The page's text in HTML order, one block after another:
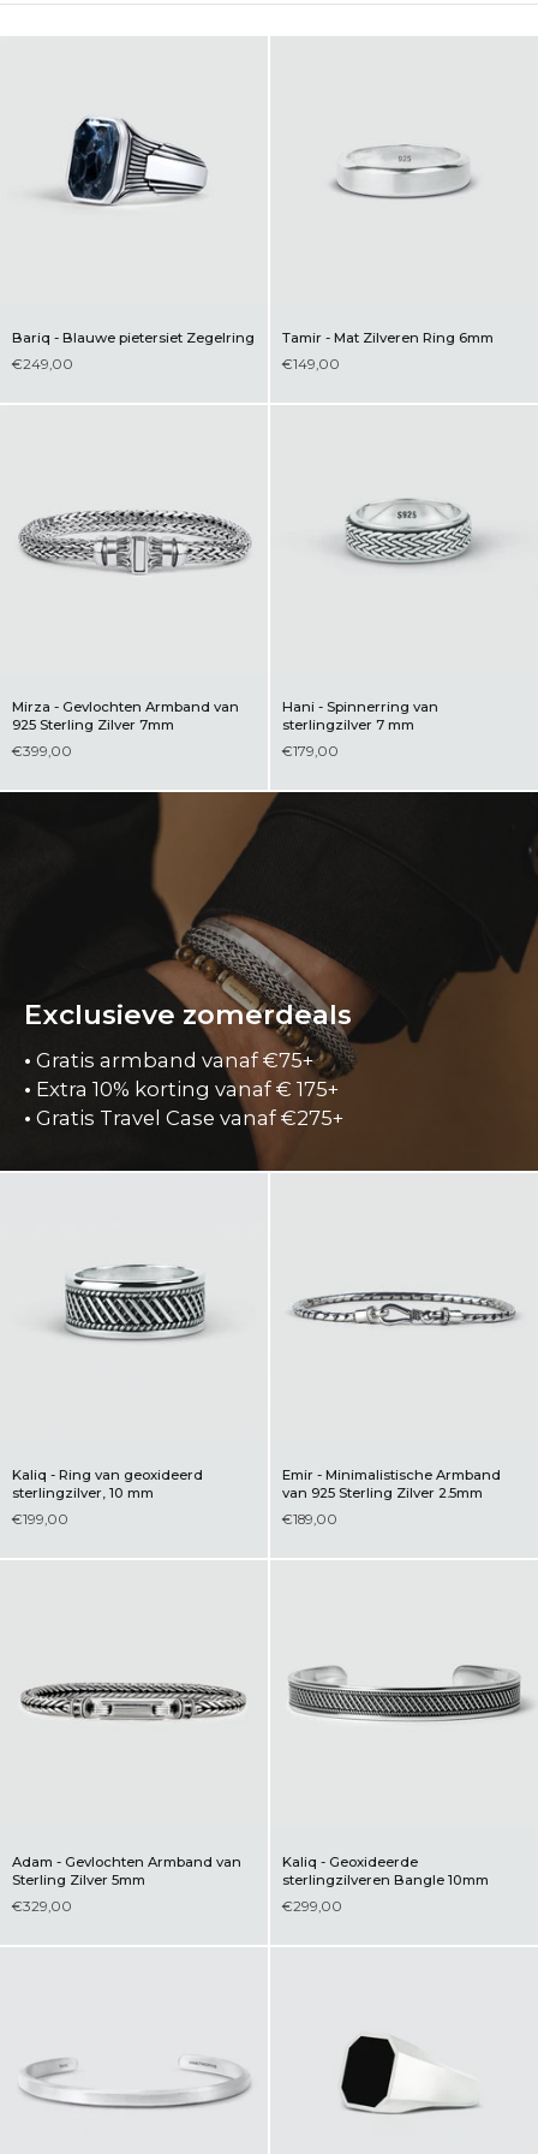
Bariq - Blauwe pietersiet Zegelring
€249,00
Tamir - Mat Zilveren Ring 6mm
€149,00
Mirza - Gevlochten Armband van
925 Sterling Zilver 7mm
€399,00
Hani - Spinnerring van
sterlingzilver 7 mm
€179,00
Exclusieve zomerdeals
• Gratis armband vanaf €75+
• Extra 10% korting vanaf € 175+
• Gratis Travel Case vanaf €275+
Kaliq - Ring van geoxideerd
sterlingzilver, 10 mm
€199,00
Emir - Minimalistische Armband
van 925 Sterling Zilver 2.5mm
€189,00
Adam - Gevlochten Armband van
Sterling Zilver 5mm
€329,00
Kaliq - Geoxideerde
sterlingzilveren Bangle 10mm
€299,00